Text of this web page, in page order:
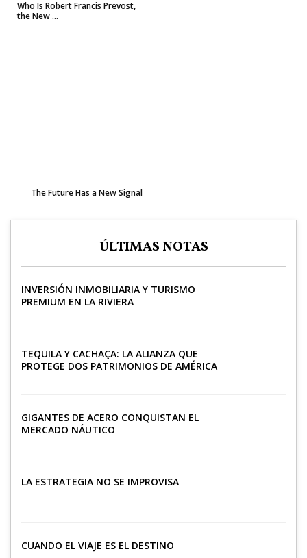
Who Is Robert Francis Prevost,
the New ...
The Future Has a New Signal
ÚLTIMAS NOTAS
INVERSIÓN INMOBILIARIA Y TURISMO
PREMIUM EN LA RIVIERA
TEQUILA Y CACHAÇA: LA ALIANZA QUE
PROTEGE DOS PATRIMONIOS DE AMÉRICA
GIGANTES DE ACERO CONQUISTAN EL
MERCADO NÁUTICO
LA ESTRATEGIA NO SE IMPROVISA
CUANDO EL VIAJE ES EL DESTINO